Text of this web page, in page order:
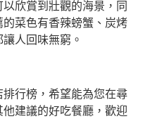
欣賞到壯觀的海景，同
菜色有香辣螃蟹、炭烤
人回味無窮。
行榜，希望能為您在尋
建議的好吃餐廳，歡迎